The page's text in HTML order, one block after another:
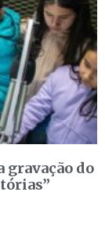
gravação do